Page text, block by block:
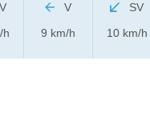
h
V
9 km/h
SV
10 km/h